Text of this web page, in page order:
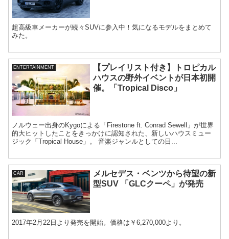
超高級車メーカーが続々SUVに参入中！気になるモデルをまとめて
みた。
ENTERTAINMENT
【プレイリスト付き】トロピカル
ハウスの野外イベントが日本初開
催。「Tropical Disco」
ノルウェー出身のKygoによる「Firestone ft. Conrad Sewell」が世界
的大ヒットしたことをきっかけに認知された、新しいハウスミュー
ジック「Tropical House」。 音楽ジャンルとしての日...
CAR
メルセデス・ベンツから待望の新
型SUV 「GLCクーペ」が発売
2017年2月22日より発売を開始。価格は￥6,270,000より。